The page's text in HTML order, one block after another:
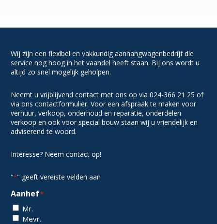
Wij zijn een flexibel en vakkundig aanhangwagenbedrijf die
service nog hoog in het vaandel heeft staan. Bij ons wordt u
altijd zo snel mogelijk geholpen.
Neemt u vrijblijvend contact met ons op via 024-366 21 25 of
via ons contactformulier. Voor een afspraak te maken voor
verhuur, verkoop, onderhoud en reparatie, onderdelen
verkoop en ook voor special bouw staan wij u vriendelijk en
adviserend te woord.
Interesse? Neem contact op!
"*" geeft vereiste velden aan
Aanhef*
Mr.
Mevr.